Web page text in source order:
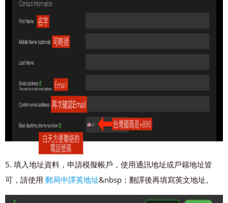
5. 填入地址資料，申請模擬帳戶，使用通訊地址或戶籍地址皆
可，請使用 郵局中譯英地址&nbsp；翻譯後再填寫英文地址。